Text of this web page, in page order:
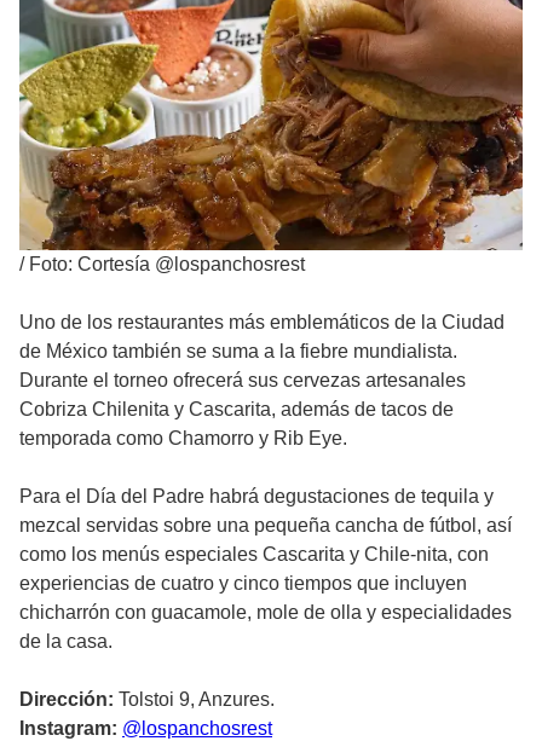
/ Foto: Cortesía @lospanchosrest
Uno de los restaurantes más emblemáticos de la Ciudad
de México también se suma a la fiebre mundialista.
Durante el torneo ofrecerá sus cervezas artesanales
Cobriza Chilenita y Cascarita, además de tacos de
temporada como Chamorro y Rib Eye.
Para el Día del Padre habrá degustaciones de tequila y
mezcal servidas sobre una pequeña cancha de fútbol, así
como los menús especiales Cascarita y Chile-nita, con
experiencias de cuatro y cinco tiempos que incluyen
chicharrón con guacamole, mole de olla y especialidades
de la casa.
Dirección: Tolstoi 9, Anzures.
Instagram: @lospanchosrest